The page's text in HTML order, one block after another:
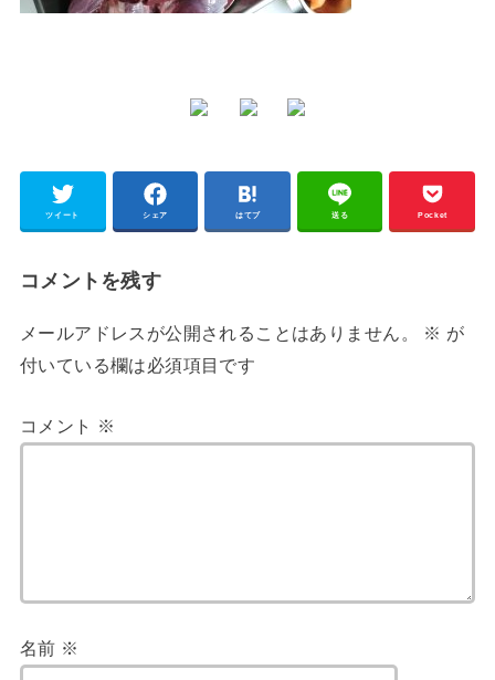
ツイート シェア はてブ 送る Pocket
コメントを残す
メールアドレスが公開されることはありません。 ※ が
付いている欄は必須項目です
コメント ※
名前 ※